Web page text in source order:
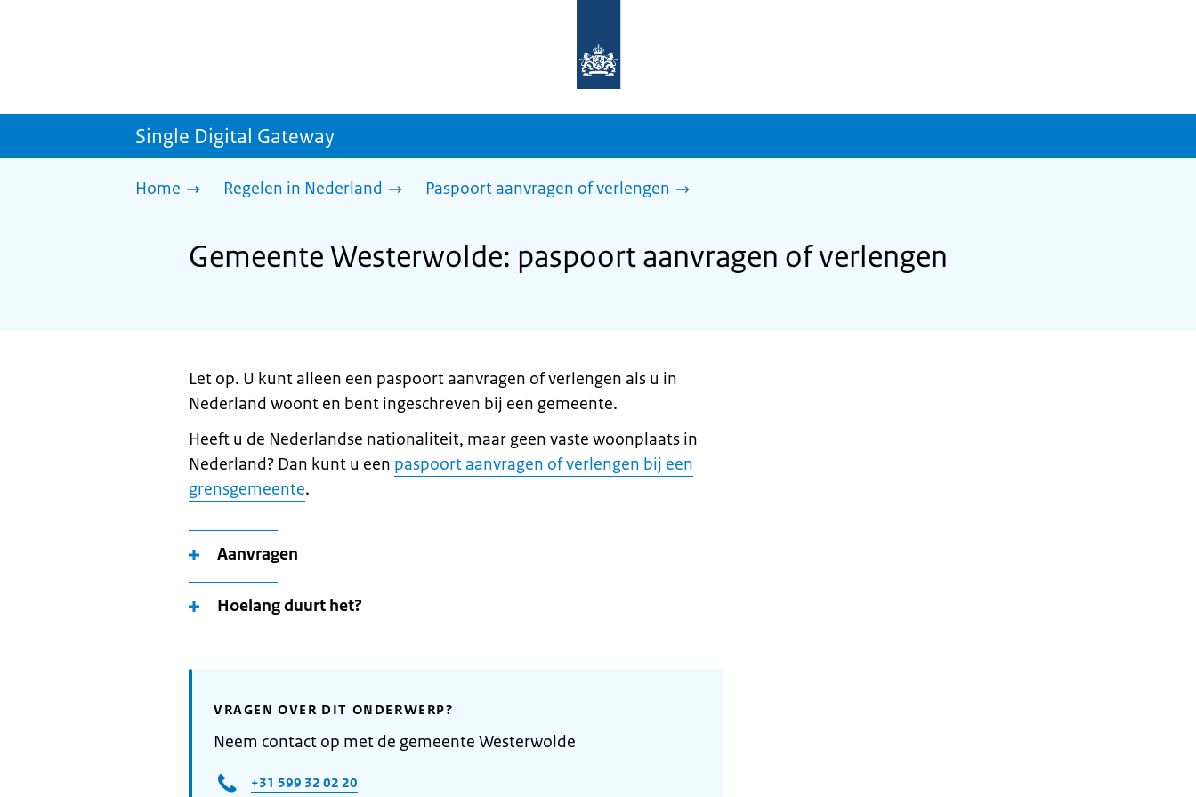
homepage
sdg.rijksoverheid.nl
Single Digital Gateway
Home Regelen in Nederland Paspoort aanvragen of verlengen
Gemeente Westerwolde: paspoort aanvragen of verlengen
Let op. U kunt alleen een paspoort aanvragen of verlengen als u in
Nederland woont en bent ingeschreven bij een gemeente.
Heeft u de Nederlandse nationaliteit, maar geen vaste woonplaats in
Nederland? Dan kunt u een paspoort aanvragen of verlengen bij een
grensgemeente.
Aanvragen
Hoelang duurt het?
VRAGEN OVER DIT ONDERWERP?
Neem contact op met de gemeente Westerwolde
+31 599 32 02 20